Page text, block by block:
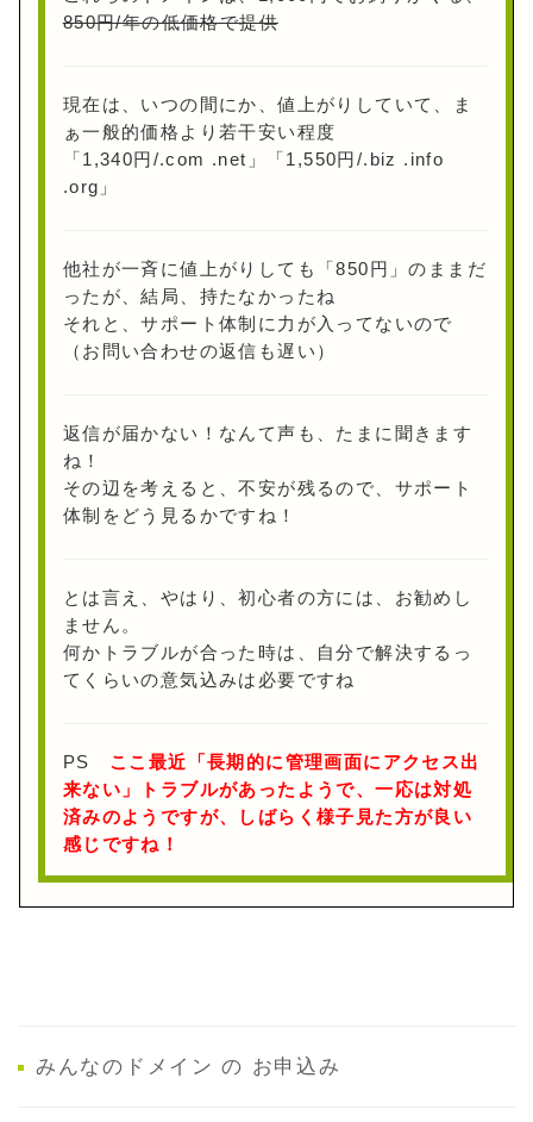
850円/年の低価格で提供
現在は、いつの間にか、値上がりしていて、ま
ぁ一般的価格より若干安い程度
「1,340円/.com .net」「1,550円/.biz .info
.org」
他社が一斉に値上がりしても「850円」のままだ
ったが、結局、持たなかったね
それと、サポート体制に力が入ってないので
（お問い合わせの返信も遅い）
返信が届かない！なんて声も、たまに聞きます
ね！
その辺を考えると、不安が残るので、サポート
体制をどう見るかですね！
とは言え、やはり、初心者の方には、お勧めし
ません。
何かトラブルが合った時は、自分で解決するっ
てくらいの意気込みは必要ですね
PS ここ最近「長期的に管理画面にアクセス出
来ない」トラブルがあったようで、一応は対処
済みのようですが、しばらく様子見た方が良い
感じですね！
みんなのドメイン の お申込み